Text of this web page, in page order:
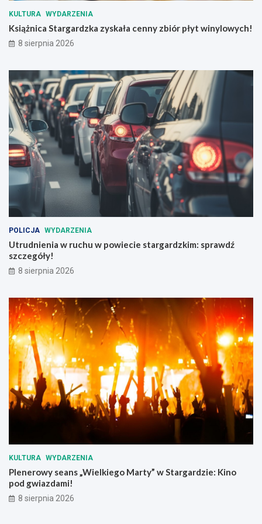
ę
d
k
o
i
d
l
a
b
e
z
p
i
c
e
s
t
w
a
d
r
o
g
a
c
h
w
i
n
y
w
y
c
h
!
KULTURA WYDARZENIA
Książnica Stargardzka zyskała cenny zbiór płyt winylowych!
8 sierpnia 2026
POLICJA WYDARZENIA
Utrudnienia w ruchu w powiecie stargardzkim: sprawdź
szczegóły!
8 sierpnia 2026
KULTURA WYDARZENIA
Plenerowy seans „Wielkiego Marty” w Stargardzie: Kino
pod gwiazdami!
8 sierpnia 2026